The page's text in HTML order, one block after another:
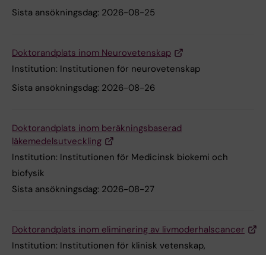
Sista ansökningsdag: 2026-08-25
Doktorandplats inom Neurovetenskap
Institution: Institutionen för neurovetenskap
Sista ansökningsdag: 2026-08-26
Doktorandplats inom beräkningsbaserad
läkemedelsutveckling
Institution: Institutionen för Medicinsk biokemi och
biofysik
Sista ansökningsdag: 2026-08-27
Doktorandplats inom eliminering av livmoderhalscancer
Institution: Institutionen för klinisk vetenskap,